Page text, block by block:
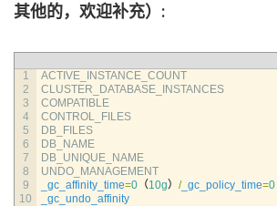
其他的，欢迎补充）:
1
2
3
4
5
6
7
8
9
10
ACTIVE_INSTANCE_COUNT
CLUSTER_DATABASE_INSTANCES
COMPATIBLE
CONTROL_FILES
DB_FILES
DB_NAME
DB_UNIQUE_NAME
UNDO_MANAGEMENT
_gc_affinity_time=0 （10g） /_gc_policy_time=0
_gc_undo_affinity